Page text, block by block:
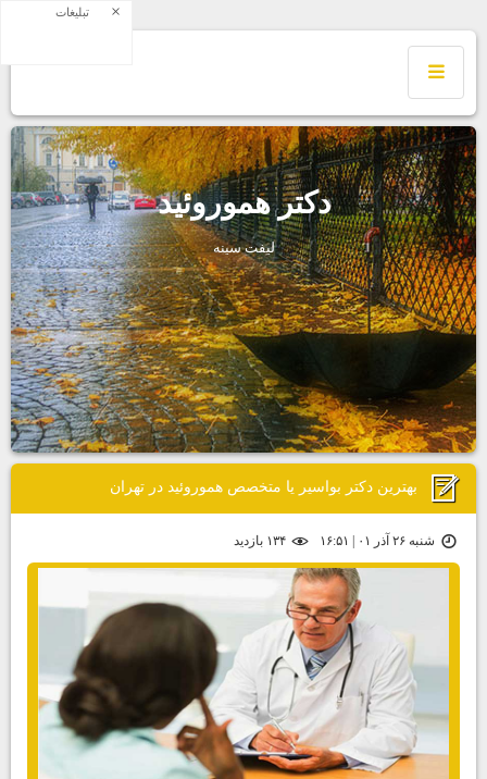
دكتر هموروئيد
ليفت سينه
بهترين دكتر بواسير يا متخصص هموروئيد در تهران
شنبه ۲۶ آذر ۰۱ | ۱۶:۵۱
تبلیغات ×